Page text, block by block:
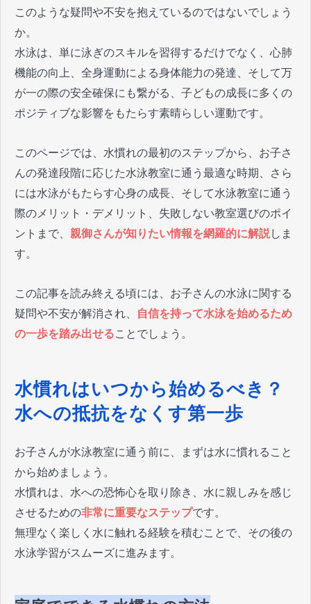
このような疑問や不安を抱えているのではないでしょう
か。
水泳は、単に泳ぎのスキルを習得するだけでなく、心肺
機能の向上、全身運動による身体能力の発達、そして万
が一の際の安全確保にも繋がる、子どもの成長に多くの
ポジティブな影響をもたらす素晴らしい運動です。
このページでは、水慣れの最初のステップから、お子さ
んの発達段階に応じた水泳教室に通う最適な時期、さら
には水泳がもたらす心身の成長、そして水泳教室に通う
際のメリット・デメリット、失敗しない教室選びのポイ
ントまで、 親御さんが知りたい情報を網羅的に解説しま
す。
この記事を読み終える頃には、お子さんの水泳に関する
疑問や不安が解消され、 自信を持って水泳を始めるため
の一歩を踏み出せることでしょう。
水慣れはいつから始めるべき？
水への抵抗をなくす第一歩
お子さんが水泳教室に通う前に、まずは水に慣れること
から始めましょう。
水慣れは、水への恐怖心を取り除き、水に親しみを感じ
させるための非常に重要なステップです。
無理なく楽しく水に触れる経験を積むことで、その後の
水泳学習がスムーズに進みます。